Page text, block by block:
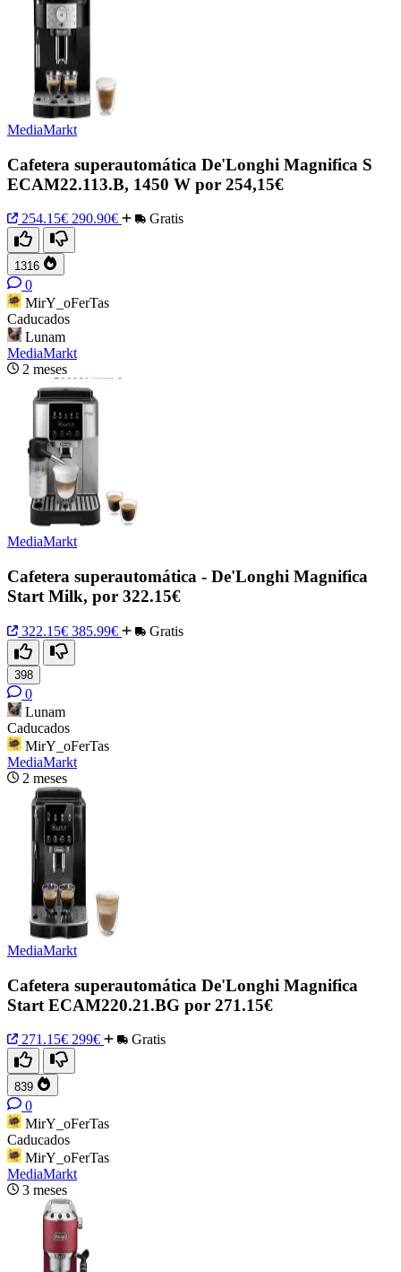
MediaMarkt
Cafetera superautomática De'Longhi Magnifica S
ECAM22.113.B, 1450 W por 254,15€
254.15€ 290.90€ Gratis
1316
0
MirY_oFerTas
Caducados
Lunam
MediaMarkt
2 meses
MediaMarkt
Cafetera superautomática - De'Longhi Magnifica
Start Milk, por 322.15€
322.15€ 385.99€ Gratis
398
0
Lunam
Caducados
MirY_oFerTas
MediaMarkt
2 meses
MediaMarkt
Cafetera superautomática De'Longhi Magnifica
Start ECAM220.21.BG por 271.15€
271.15€ 299€ Gratis
839
0
MirY_oFerTas
Caducados
MirY_oFerTas
MediaMarkt
3 meses